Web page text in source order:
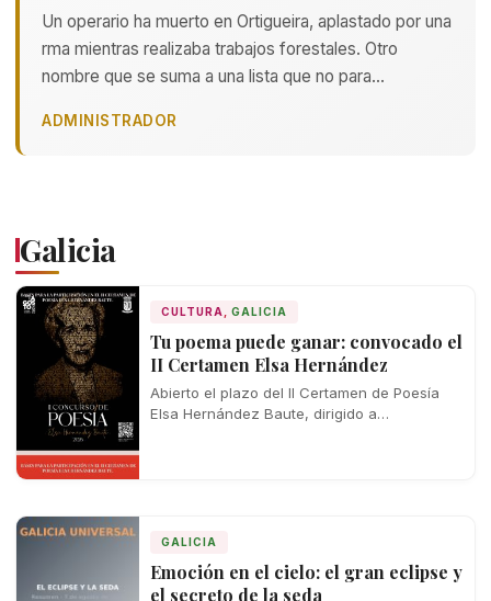
Un operario ha muerto en Ortigueira, aplastado por una
rma mientras realizaba trabajos forestales. Otro
nombre que se suma a una lista que no para…
ADMINISTRADOR
Galicia
CULTURA GALICIA
Tu poema puede ganar: convocado el
II Certamen Elsa Hernández
Abierto el plazo del II Certamen de Poesía
Elsa Hernández Baute, dirigido a
GALICIA
Emoción en el cielo: el gran eclipse y
el secreto de la seda